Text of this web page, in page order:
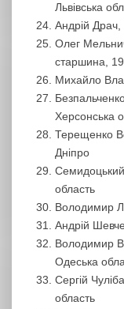
Львівська
Андрій
Олег
старшина,
Михайло
Херсонська
Терещенко
Дніпро
область
Володимир
Андрій
Володимир
Одеська
Сергій
область